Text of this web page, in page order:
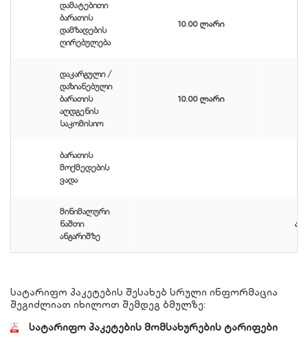
დამატებითი
ბარათის
დამზადების
ღირებულება
10.00 ლარი
დაკარგული /
დაზიანებული
ბარათის
აღდგენის
საკომისიო
10.00 ლარი
ბარათის
მოქმედების
ვადა
მინიმალური
ნაშთი
ანგარიშზე
არ
სატარიფო პაკეტების შესახებ სრული ინფორმაცია
შეგიძლიათ იხილოთ შემდეგ ბმულზე:
სატარიფო პაკეტების მომსახურების ტარიფები